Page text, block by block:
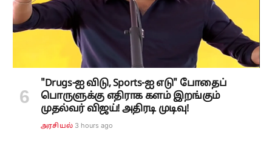
"Drugs-ஐ விடு, Sports-ஐ எடு" போதைப்
பொருளுக்கு எதிராக களம் இறங்கும்
முதல்வர் விஜய்! அதிரடி முடிவு!
அரசியல் 3 hours ago